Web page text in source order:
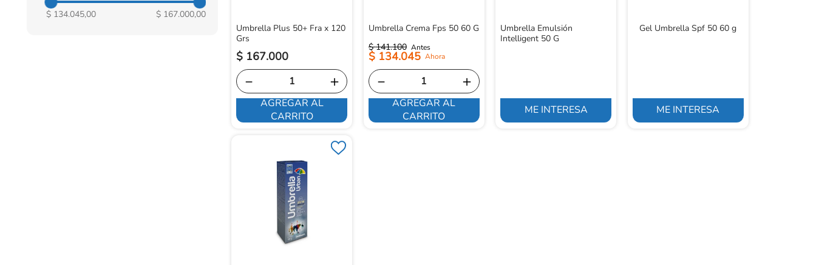
$ 134.045,00 $ 167.000,00
Umbrella Plus 50+ Fra x 120
Grs
$ 167.000
＋
－
AGREGAR AL
CARRITO
Umbrella Crema Fps 50 60 G
$ 141.100
$ 134.045
＋
－
AGREGAR AL
CARRITO
Umbrella Emulsión
Intelligent 50 G
ME INTERESA
Gel Umbrella Spf 50 60 g
ME INTERESA